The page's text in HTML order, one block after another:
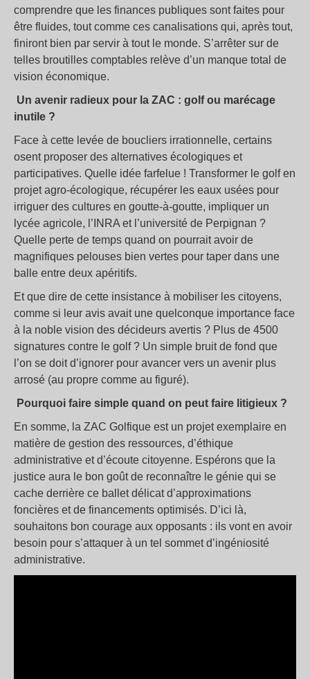
comprendre que les finances publiques sont faites pour
être fluides, tout comme ces canalisations qui, après tout,
finiront bien par servir à tout le monde. S’arrêter sur de
telles broutilles comptables relève d’un manque total de
vision économique.
Un avenir radieux pour la ZAC : golf ou marécage
inutile ?
Face à cette levée de boucliers irrationnelle, certains
osent proposer des alternatives écologiques et
participatives. Quelle idée farfelue ! Transformer le golf en
projet agro-écologique, récupérer les eaux usées pour
irriguer des cultures en goutte-à-goutte, impliquer un
lycée agricole, l’INRA et l’université de Perpignan ?
Quelle perte de temps quand on pourrait avoir de
magnifiques pelouses bien vertes pour taper dans une
balle entre deux apéritifs.
Et que dire de cette insistance à mobiliser les citoyens,
comme si leur avis avait une quelconque importance face
à la noble vision des décideurs avertis ? Plus de 4500
signatures contre le golf ? Un simple bruit de fond que
l’on se doit d’ignorer pour avancer vers un avenir plus
arrosé (au propre comme au figuré).
Pourquoi faire simple quand on peut faire litigieux ?
En somme, la ZAC Golfique est un projet exemplaire en
matière de gestion des ressources, d’éthique
administrative et d’écoute citoyenne. Espérons que la
justice aura le bon goût de reconnaître le génie qui se
cache derrière ce ballet délicat d’approximations
foncières et de financements optimisés. D’ici là,
souhaitons bon courage aux opposants : ils vont en avoir
besoin pour s’attaquer à un tel sommet d’ingéniosité
administrative.